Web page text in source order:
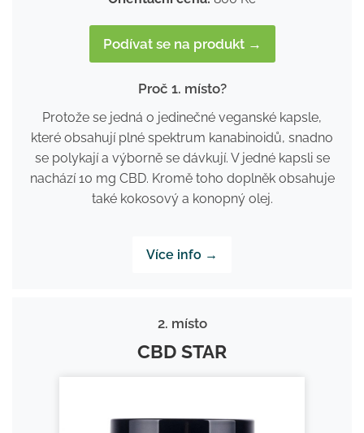
Podívat se na produkt →
Proč 1. místo?
Protože se jedná o jedinečné veganské kapsle,
které obsahují plné spektrum kanabinoidů, snadno
se polykají a výborně se dávkují. V jedné kapsli se
nachází 10 mg CBD. Kromě toho doplněk obsahuje
také kokosový a konopný olej.
Více info →
2. místo
CBD STAR